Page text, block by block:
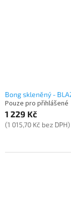
Bong skleněný -
Pouze pro přihlášené
1 229 Kč
(1 015,70 Kč bez DPH)